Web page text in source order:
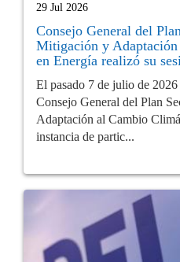
29 Jul 2026
Consejo General del
Mitigación y
en Energía realizó su
El pasado 7 de julio de
Consejo General del Plan
Adaptación al Cambio
instancia de partic...